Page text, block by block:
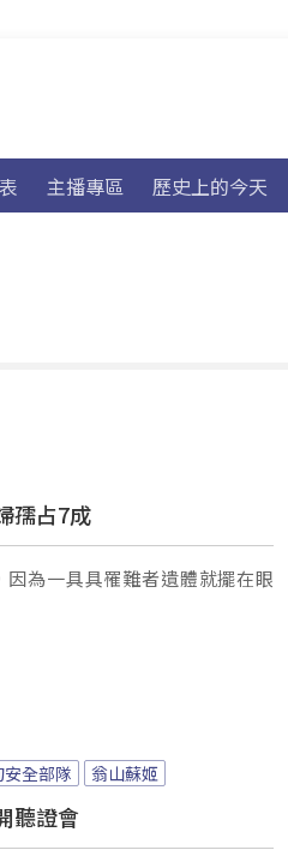
主播專區 歷史上的今天
孺占7成
為一具具罹難者遺體就擺在眼
全部隊 翁山蘇姬
聽證會